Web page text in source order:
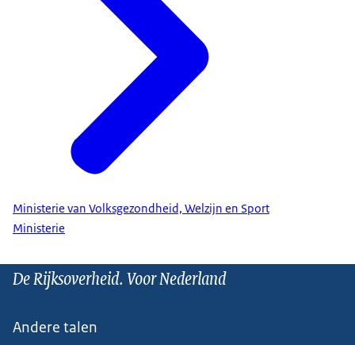
Ministerie van Volksgezondheid, Welzijn en Sport
Ministerie
De Rijksoverheid. Voor Nederland
Andere talen